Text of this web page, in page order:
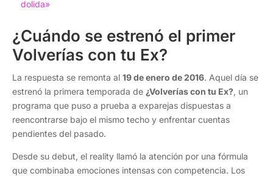
dolida»
¿Cuándo se estrenó el primer
Volverías con tu Ex?
La respuesta se remonta al 19 de enero de 2016. Aquel día se
estrenó la primera temporada de ¿Volverías con tu Ex?, un
programa que puso a prueba a exparejas dispuestas a
reencontrarse bajo el mismo techo y enfrentar cuentas
pendientes del pasado.
Desde su debut, el reality llamó la atención por una fórmula
que combinaba emociones intensas con competencia. Los